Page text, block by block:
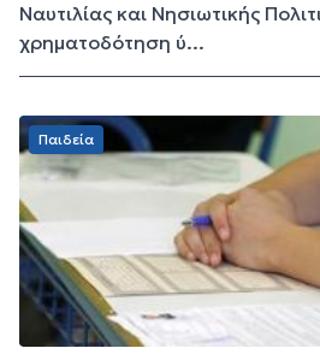
Ναυτιλίας και Νησιωτικής
χρηματοδότηση ύ...
Παιδεία